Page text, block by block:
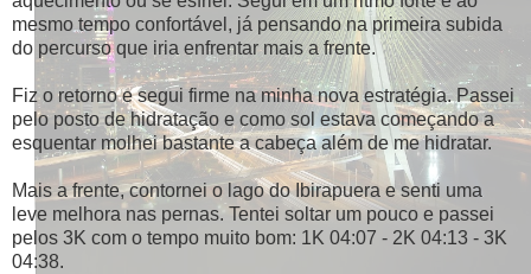
mesmo tempo confortável, já pensando na primeira subida
do percurso que iria enfrentar mais a frente.
Fiz o retorno e segui firme na minha nova estratégia. Passei
pelo posto de hidratação e como sol estava começando a
esquentar molhei bastante a cabeça além de me hidratar.
Mais a frente, contornei o lago do Ibirapuera e senti uma
leve melhora nas pernas. Tentei soltar um pouco e passei
pelos 3K com o tempo muito bom: 1K 04:07 - 2K 04:13 - 3K
04:38.